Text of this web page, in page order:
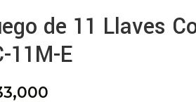
de 11 Llaves
11M-E